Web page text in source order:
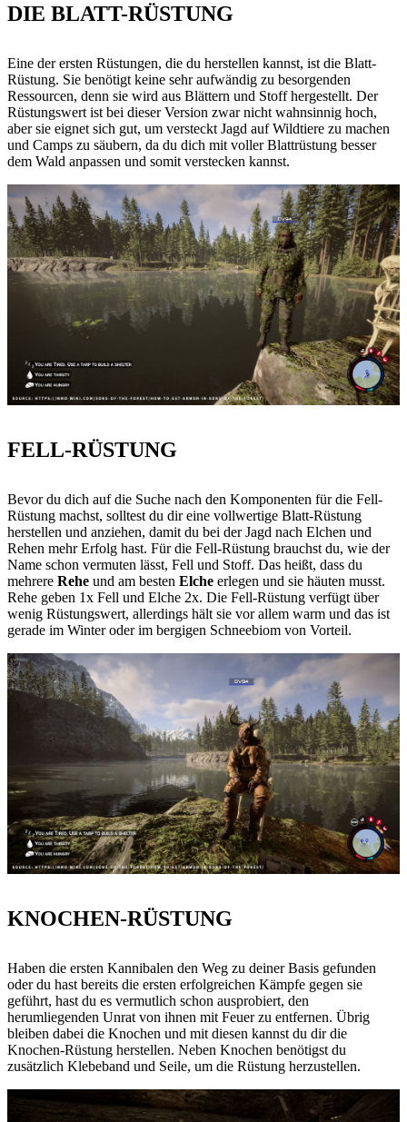
DIE BLATT-RÜSTUNG
Eine der ersten Rüstungen, die du herstellen kannst, ist die Blatt-
Rüstung. Sie benötigt keine sehr aufwändig zu besorgenden
Ressourcen, denn sie wird aus Blättern und Stoff hergestellt. Der
Rüstungswert ist bei dieser Version zwar nicht wahnsinnig hoch,
aber sie eignet sich gut, um versteckt Jagd auf Wildtiere zu machen
und Camps zu säubern, da du dich mit voller Blattrüstung besser
dem Wald anpassen und somit verstecken kannst.
FELL-RÜSTUNG
Bevor du dich auf die Suche nach den Komponenten für die Fell-
Rüstung machst, solltest du dir eine vollwertige Blatt-Rüstung
herstellen und anziehen, damit du bei der Jagd nach Elchen und
Rehen mehr Erfolg hast. Für die Fell-Rüstung brauchst du, wie der
Name schon vermuten lässt, Fell und Stoff. Das heißt, dass du
mehrere Rehe und am besten Elche erlegen und sie häuten musst.
Rehe geben 1x Fell und Elche 2x. Die Fell-Rüstung verfügt über
wenig Rüstungswert, allerdings hält sie vor allem warm und das ist
gerade im Winter oder im bergigen Schneebiom von Vorteil.
KNOCHEN-RÜSTUNG
Haben die ersten Kannibalen den Weg zu deiner Basis gefunden
oder du hast bereits die ersten erfolgreichen Kämpfe gegen sie
geführt, hast du es vermutlich schon ausprobiert, den
herumliegenden Unrat von ihnen mit Feuer zu entfernen. Übrig
bleiben dabei die Knochen und mit diesen kannst du dir die
Knochen-Rüstung herstellen. Neben Knochen benötigst du
zusätzlich Klebeband und Seile, um die Rüstung herzustellen.